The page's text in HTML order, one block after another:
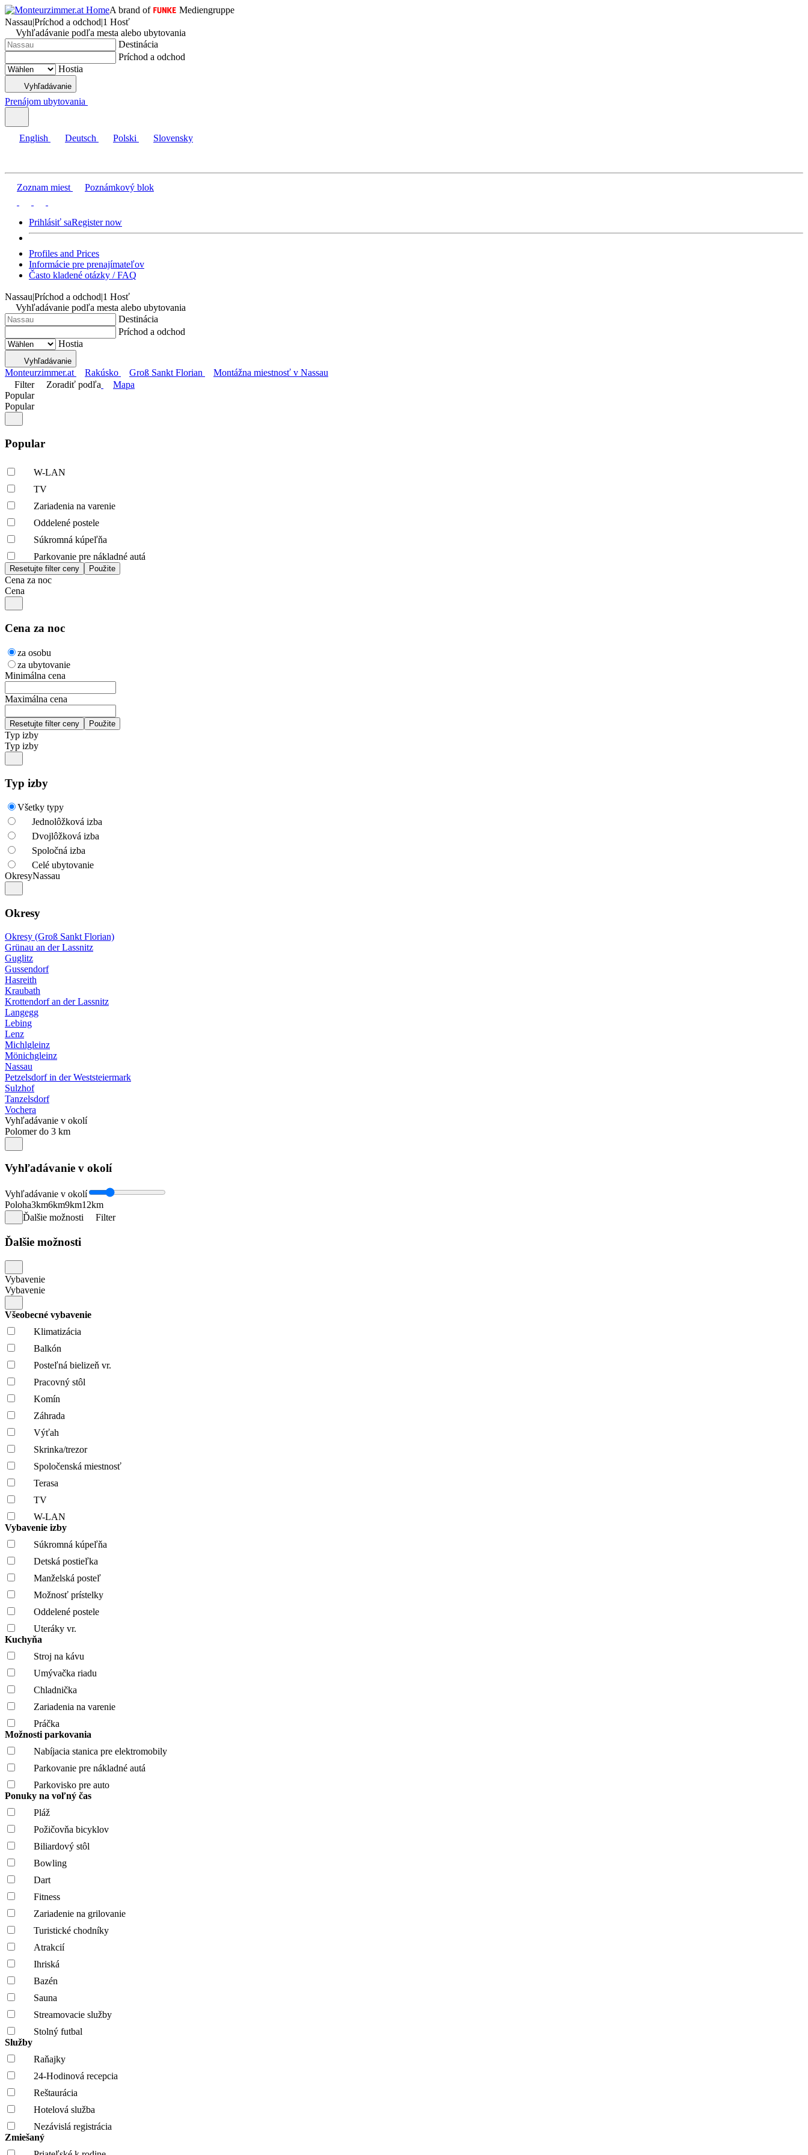
A brand of
Mediengruppe
Nassau|Príchod a odchod|1 Hosť
Vyhľadávanie podľa mesta alebo ubytovania
Destinácia
Príchod a odchod
Hostia
Vyhľadávanie
Prenájom ubytovania
English Deutsch Polski Slovensky
Zoznam miest Poznámkový blok
Prihlásiť saRegister now
Profiles and Prices
Informácie pre prenajímateľov
Často kladené otázky / FAQ
Nassau|Príchod a odchod|1 Hosť
Vyhľadávanie podľa mesta alebo ubytovania
Destinácia
Príchod a odchod
Hostia
Vyhľadávanie
Monteurzimmer.at Rakúsko Groß Sankt Florian
Montážna miestnosť v Nassau
Filter
Zoradiť podľa
Mapa
Popular
Popular
Popular
W-LAN
TV
Zariadenia na varenie
Oddelené postele
Súkromná kúpeľňa
Parkovanie pre nákladné autá
Cena za noc
Cena
Cena za noc
za osobu
za ubytovanie
Minimálna cena
Maximálna cena
Typ izby
Typ izby
Typ izby
Všetky typy
Jednolôžková izba
Dvojlôžková izba
Spoločná izba
Celé ubytovanie
OkresyNassau
Okresy
Okresy (Groß Sankt Florian)
Grünau an der Lassnitz
Guglitz
Gussendorf
Hasreith
Kraubath
Krottendorf an der Lassnitz
Langegg
Lebing
Lenz
Michlgleinz
Mönichgleinz
Nassau
Petzelsdorf in der Weststeiermark
Sulzhof
Tanzelsdorf
Vochera
Vyhľadávanie v okolí
Polomer do 3 km
Vyhľadávanie v okolí
Vyhľadávanie v okolí
Poloha3km6km9km12km
Ďalšie možnosti
Filter
Ďalšie možnosti
Vybavenie
Vybavenie
Všeobecné vybavenie
Klimatizácia
Balkón
Posteľná bielizeň vr.
Pracovný stôl
Komín
Záhrada
Výťah
Skrinka/trezor
Spoločenská miestnosť
Terasa
TV
W-LAN
Vybavenie izby
Súkromná kúpeľňa
Detská postieľka
Manželská posteľ
Možnosť prístelky
Oddelené postele
Uteráky vr.
Kuchyňa
Stroj na kávu
Umývačka riadu
Chladnička
Zariadenia na varenie
Práčka
Možnosti parkovania
Nabíjacia stanica pre elektromobily
Parkovanie pre nákladné autá
Parkovisko pre auto
Ponuky na voľný čas
Pláž
Požičovňa bicyklov
Biliardový stôl
Bowling
Dart
Fitness
Zariadenie na grilovanie
Turistické chodníky
Atrakcií
Ihriská
Bazén
Sauna
Streamovacie služby
Stolný futbal
Služby
Raňajky
24-Hodinová recepcia
Reštaurácia
Hotelová služba
Nezávislá registrácia
Zmiešaný